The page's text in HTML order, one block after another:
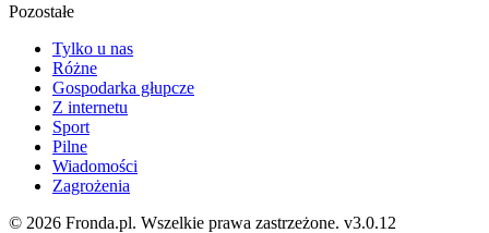
Pozostałe
Tylko u nas
Różne
Gospodarka głupcze
Z internetu
Sport
Pilne
Wiadomości
Zagrożenia
© 2026 Fronda.pl. Wszelkie prawa zastrzeżone. v3.0.12